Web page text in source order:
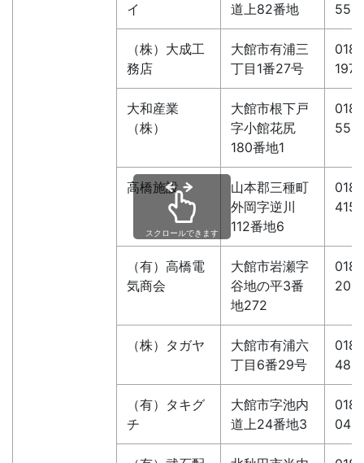
イ
道上82番地
（株）大成工
務店
大館市有浦三
丁目1番27号
1977
大和産業
（株）
大館市根下戸
字小館花尻
180番地1
高橋施設
山本郡三種町
外岡字逆川
112番地6
4156
（有）高橋電
気商会
大館市岩瀬字
谷地の平3番
地272
（株）タガヤ
大館市有浦六
丁目6番29号
（有）タキグ
チ
大館市字池内
道上24番地3
スクロールできます